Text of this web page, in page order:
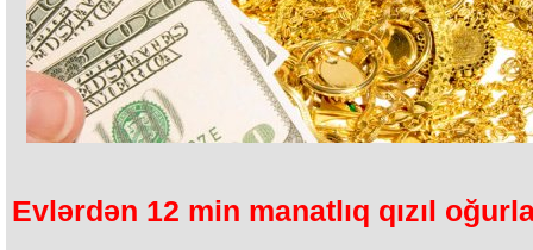
Evlərdən 12 min manatlıq qızıl